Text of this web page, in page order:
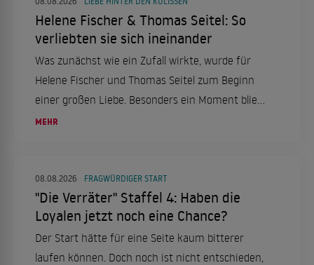
Helene Fischer & Thomas Seitel: So
verliebten sie sich ineinander
Was zunächst wie ein Zufall wirkte, wurde für
Helene Fischer und Thomas Seitel zum Beginn
einer großen Liebe. Besonders ein Moment blieb
ihm bis heute im Herzen.
MEHR
08.08.2026 FRAGWÜRDIGER START
"Die Verräter" Staffel 4: Haben die
Loyalen jetzt noch eine Chance?
Der Start hätte für eine Seite kaum bitterer
laufen können. Doch noch ist nicht entschieden,